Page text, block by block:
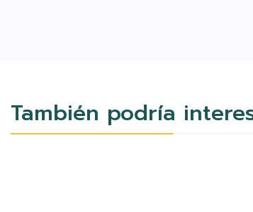
También podría